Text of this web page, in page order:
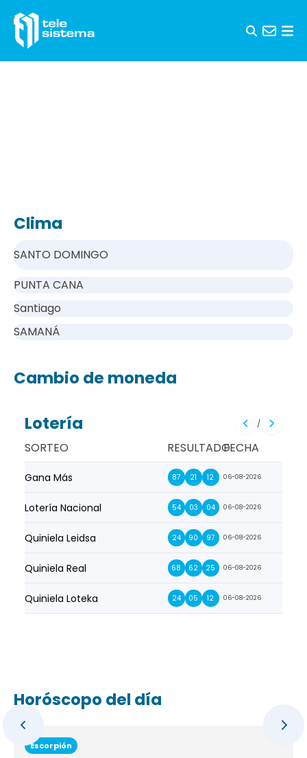
Clima
SANTO DOMINGO
PUNTA CANA
Santiago
SAMANÁ
Cambio de moneda
Lotería /
SORTEO RESULTADOFECHA
Gana Más 87 21 12 06-08-2026
Lotería Nacional 54 03 04 06-08-2026
Quiniela Leidsa 24 90 97 06-08-2026
Quiniela Real 68 62 25 06-08-2026
Quiniela Loteka 24 05 12 06-08-2026
Horóscopo del día
Escorpión